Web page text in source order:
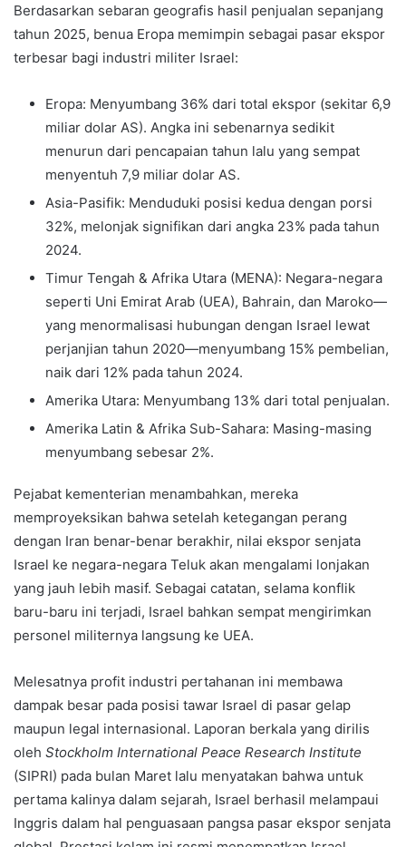
Berdasarkan sebaran geografis hasil penjualan sepanjang
tahun 2025, benua Eropa memimpin sebagai pasar ekspor
terbesar bagi industri militer Israel:
Eropa: Menyumbang 36% dari total ekspor (sekitar 6,9
miliar dolar AS). Angka ini sebenarnya sedikit
menurun dari pencapaian tahun lalu yang sempat
menyentuh 7,9 miliar dolar AS.
Asia-Pasifik: Menduduki posisi kedua dengan porsi
32%, melonjak signifikan dari angka 23% pada tahun
2024.
Timur Tengah & Afrika Utara (MENA): Negara-negara
seperti Uni Emirat Arab (UEA), Bahrain, dan Maroko—
yang menormalisasi hubungan dengan Israel lewat
perjanjian tahun 2020—menyumbang 15% pembelian,
naik dari 12% pada tahun 2024.
Amerika Utara: Menyumbang 13% dari total penjualan.
Amerika Latin & Afrika Sub-Sahara: Masing-masing
menyumbang sebesar 2%.
Pejabat kementerian menambahkan, mereka
memproyeksikan bahwa setelah ketegangan perang
dengan Iran benar-benar berakhir, nilai ekspor senjata
Israel ke negara-negara Teluk akan mengalami lonjakan
yang jauh lebih masif. Sebagai catatan, selama konflik
baru-baru ini terjadi, Israel bahkan sempat mengirimkan
personel militernya langsung ke UEA.
Melesatnya profit industri pertahanan ini membawa
dampak besar pada posisi tawar Israel di pasar gelap
maupun legal internasional. Laporan berkala yang dirilis
oleh Stockholm International Peace Research Institute
(SIPRI) pada bulan Maret lalu menyatakan bahwa untuk
pertama kalinya dalam sejarah, Israel berhasil melampaui
Inggris dalam hal penguasaan pangsa pasar ekspor senjata